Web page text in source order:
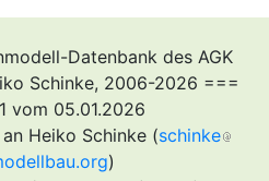
Datenbank des AGK
Schinke, 2006-2026 ===
vom 05.01.2026
Heiko Schinke (schinke
)